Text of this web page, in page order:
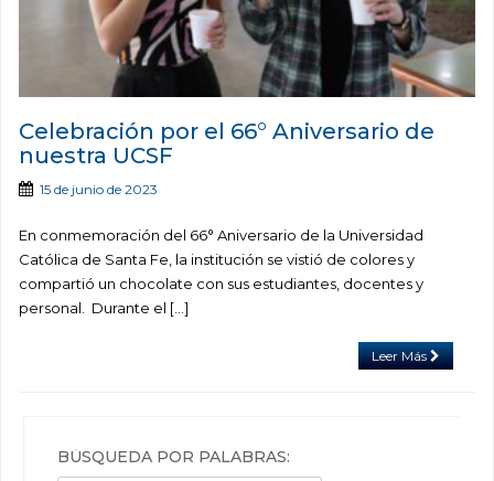
Celebración por el 66° Aniversario de
nuestra UCSF
15 de junio de 2023
En conmemoración del 66° Aniversario de la Universidad
Católica de Santa Fe, la institución se vistió de colores y
compartió un chocolate con sus estudiantes, docentes y
personal. Durante el […]
Leer Más
BÚSQUEDA POR PALABRAS: